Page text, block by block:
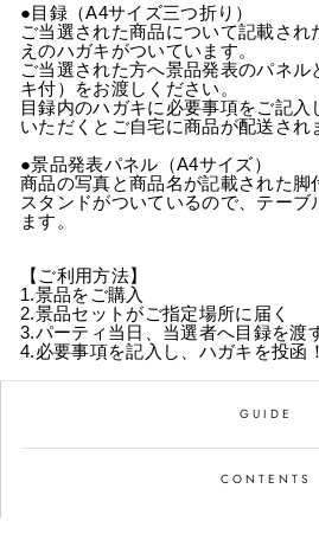
●目録（A4サイズ三つ折り）
ご当選された商品について記載され
えのハガキがついています。
ご当選された方へ景品発表のパネ
キ付）をお渡しください。
目録内のハガキに必要事項をご記入
いただくとご自宅に商品が配送され
●景品発表パネル（A4サイズ）
商品の写真と商品名が記載された脚
スタンドがついているので、テーブ
ます。
【ご利用方法】
1.景品をご購入
2.景品セットがご指定場所に届く
3.パーティ当日、当選者へ目録を渡
4.必要事項を記入し、ハガキを投函
GUIDE
CONTENTS